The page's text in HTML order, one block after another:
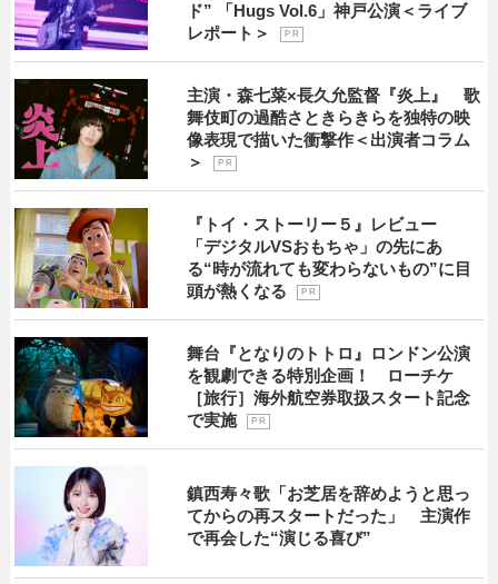
ド” 「Hugs Vol.6」神戸公演＜ライブ
レポート＞
P R
主演・森七菜×長久允監督『炎上』 歌
舞伎町の過酷さときらきらを独特の映
像表現で描いた衝撃作＜出演者コラム
＞
P R
『トイ・ストーリー５』レビュー
「デジタルVSおもちゃ」の先にあ
る“時が流れても変わらないもの”に目
頭が熱くなる
P R
舞台『となりのトトロ』ロンドン公演
を観劇できる特別企画！ ローチケ
［旅行］海外航空券取扱スタート記念
で実施
P R
鎮西寿々歌「お芝居を辞めようと思っ
てからの再スタートだった」 主演作
で再会した“演じる喜び”